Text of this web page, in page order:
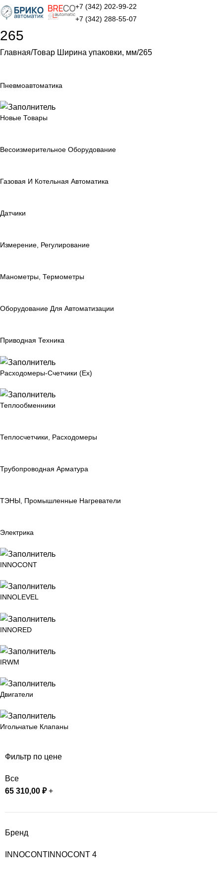
+7 (342) 202-99-22
+7 (342) 288-55-07
265
Главная Товар Ширина упаковки, мм 265
Пневмоавтоматика
Новые Товары
Весоизмерительное Оборудование
Газовая И Котельная Автоматика
Датчики
Измерение, Регулирование
Манометры, Термометры
Оборудование Для Автоматизации
Приводная Техника
Расходомеры-Счетчики (Ex)
Теплообменники
Теплосчетчики, Расходомеры
Трубопроводная Арматура
ТЭНЫ, Промышленные Нагреватели
Электрика
INNOCONT
INNOLEVEL
INNORED
IRWM
Двигатели
Игольчатые Клапаны
Фильтр по цене
Все
65 310,00 ₽+
Бренд
INNOCONT INNOCONT 4